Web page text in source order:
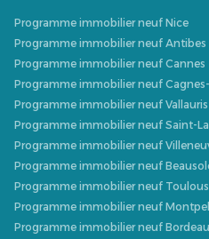
Programme immobilier neuf Nice
Programme immobilier neuf Antibes
Programme immobilier neuf Cannes
Programme immobilier neuf
Programme immobilier neuf Vallauris
Programme immobilier neuf Saint-
Programme immobilier neuf
Programme immobilier neuf
Programme immobilier neuf
Programme immobilier neuf
Programme immobilier neuf